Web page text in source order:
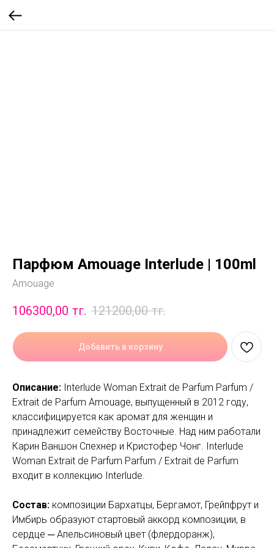
Парфюм Amouage Interlude | 100ml
Amouage
106300,00 тг. 121200,00 тг.
Добавить в корзину
Описание: Interlude Woman Extrait de Parfum Parfum /
Extrait de Parfum Amouage, выпущенный в 2012 году,
классифицируется как аромат для женщин и
принадлежит семейству Восточные. Над ним работали
Карин Ваншон Спехнер и Кристофер Чонг. Interlude
Woman Extrait de Parfum Parfum / Extrait de Parfum
входит в коллекцию Interlude.
Состав: композиции Бархатцы, Бергамот, Грейпфрут и
Имбирь образуют стартовый аккорд композиции, в
сердце ─ Апельсиновый цвет (флердоранж),